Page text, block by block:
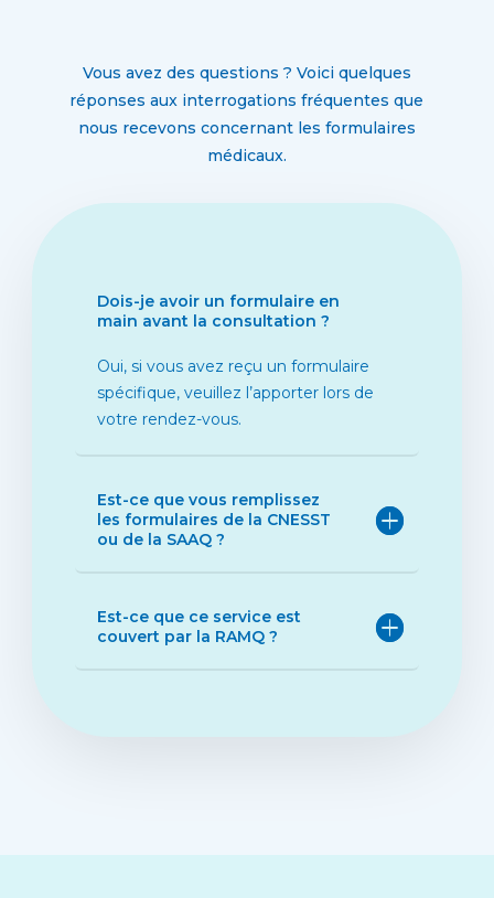
Vous avez des questions ? Voici quelques
réponses aux interrogations fréquentes que
nous recevons concernant les formulaires
médicaux.
Dois-je avoir un formulaire en
main avant la consultation ?
Oui, si vous avez reçu un formulaire
spécifique, veuillez l’apporter lors de
votre rendez-vous.
Est-ce que vous remplissez
les formulaires de la CNESST
ou de la SAAQ ?
Est-ce que ce service est
couvert par la RAMQ ?